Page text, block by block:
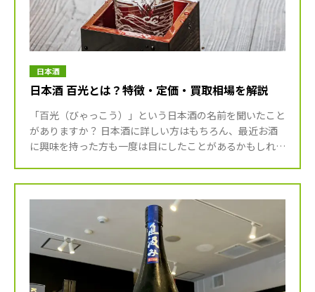
日本酒
日本酒 百光とは？特徴・定価・買取相場を解説
「百光（びゃっこう）」という日本酒の名前を聞いたこと
がありますか？ 日本酒に詳しい方はもちろん、最近お酒
に興味を持った方も一度は目にしたことがあるかもしれま